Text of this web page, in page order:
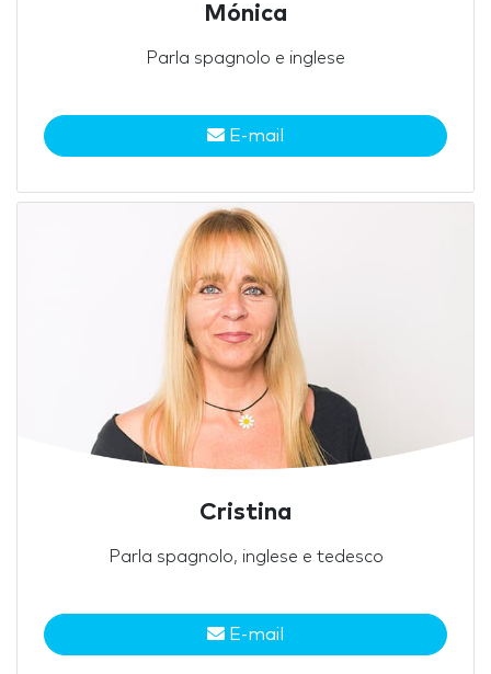
Mónica
Parla spagnolo e inglese
E-mail
Cristina
Parla spagnolo, inglese e tedesco
E-mail